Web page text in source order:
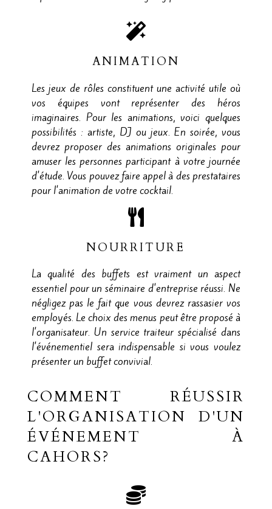
ANIMATION
Les jeux de rôles constituent une activité utile où
vos équipes vont représenter des héros
imaginaires. Pour les animations, voici quelques
possibilités : artiste, DJ ou jeux. En soirée, vous
devrez proposer des animations originales pour
amuser les personnes participant à votre journée
d'étude. Vous pouvez faire appel à des prestataires
pour l'animation de votre cocktail.
NOURRITURE
La qualité des buffets est vraiment un aspect
essentiel pour un séminaire d'entreprise réussi. Ne
négligez pas le fait que vous devrez rassasier vos
employés. Le choix des menus peut être proposé à
l'organisateur. Un service traiteur spécialisé dans
l'événementiel sera indispensable si vous voulez
présenter un buffet convivial.
COMMENT RÉUSSIR
L'ORGANISATION D'UN
ÉVÉNEMENT À
CAHORS?